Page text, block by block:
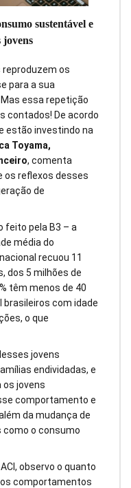
sustentável e
jovens
reproduzem os
para a sua
essa repetição
contados! De acordo
estão investindo na
Toyama,
, comenta
os reflexos desses
de
feito pela B3 – a
média do
recuou 11
dos 5 milhões de
têm menos de 40
brasileiros com idade
o que
jovens
endividadas, e
jovens
comportamento e
da mudança de
o consumo
observo o quanto
comportamentos